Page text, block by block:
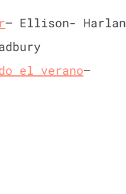
– Ellison- Harlan
el verano–